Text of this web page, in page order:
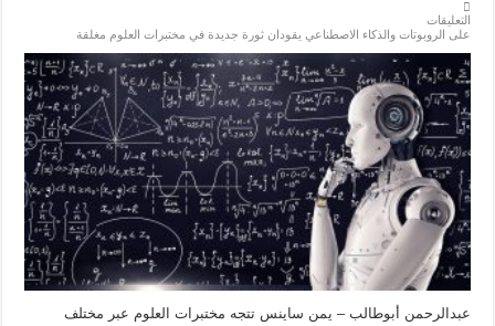
التعليقات
على الروبوتات والذكاء الاصطناعي يقودان ثورة جديدة في مختبرات العلوم مغلقة
عبدالرحمن أبوطالب – يمن ساينس تتجه مختبرات العلوم عبر مختلف